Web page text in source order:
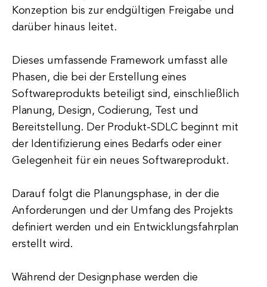
Konzeption bis zur endgültigen Freigabe und
darüber hinaus leitet.
Dieses umfassende Framework umfasst alle
Phasen, die bei der Erstellung eines
Softwareprodukts beteiligt sind, einschließlich
Planung, Design, Codierung, Test und
Bereitstellung. Der Produkt-SDLC beginnt mit
der Identifizierung eines Bedarfs oder einer
Gelegenheit für ein neues Softwareprodukt.
Darauf folgt die Planungsphase, in der die
Anforderungen und der Umfang des Projekts
definiert werden und ein Entwicklungsfahrplan
erstellt wird.
Während der Designphase werden die